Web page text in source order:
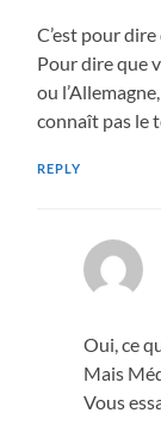
C’est pour
Pour dire que
ou
connaît pas le
REPLY
Oui, ce
Mais
Vous